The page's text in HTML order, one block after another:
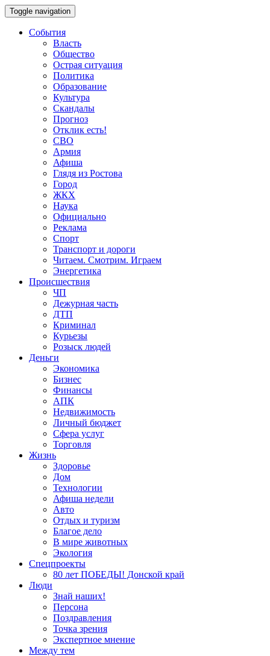
Toggle navigation
События
Власть
Общество
Острая ситуация
Политика
Образование
Культура
Скандалы
Прогноз
Отклик есть!
СВО
Армия
Афиша
Глядя из Ростова
Город
ЖКХ
Наука
Официально
Реклама
Спорт
Транспорт и дороги
Читаем. Смотрим. Играем
Энергетика
Происшествия
ЧП
Дежурная часть
ДТП
Криминал
Курьезы
Розыск людей
Деньги
Экономика
Бизнес
Финансы
АПК
Недвижимость
Личный бюджет
Сфера услуг
Торговля
Жизнь
Здоровье
Дом
Технологии
Афиша недели
Авто
Отдых и туризм
Благое дело
В мире животных
Экология
Спецпроекты
80 лет ПОБЕДЫ! Донской край
Люди
Знай наших!
Персона
Поздравления
Точка зрения
Экспертное мнение
Между тем